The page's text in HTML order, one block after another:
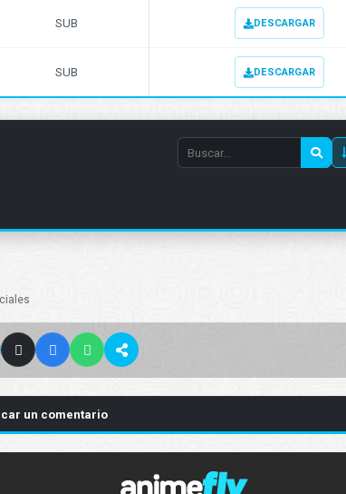
SUB DESCARGAR
SUB DESCARGAR
Search
episode
un comentario